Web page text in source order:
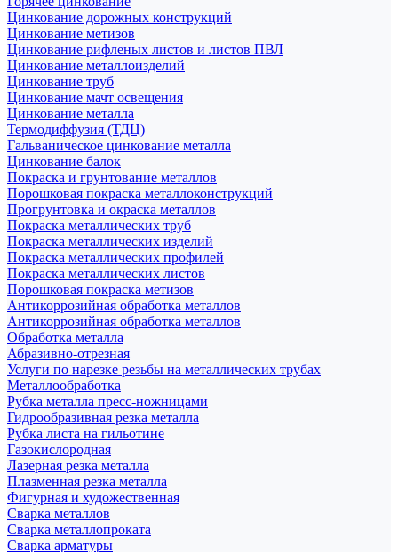
Цинкование дорожных конструкций
Цинкование метизов
Цинкование рифленых листов и листов ПВЛ
Цинкование металлоизделий
Цинкование труб
Цинкование мачт освещения
Цинкование металла
Термодиффузия (ТДЦ)
Гальваническое цинкование металла
Цинкование балок
Покраска и грунтование металлов
Порошковая покраска металлоконструкций
Прогрунтовка и окраска металлов
Покраска металлических труб
Покраска металлических изделий
Покраска металлических профилей
Покраска металлических листов
Порошковая покраска метизов
Антикоррозийная обработка металлов
Антикоррозийная обработка металлов
Обработка металла
Абразивно-отрезная
Услуги по нарезке резьбы на металлических трубах
Металлообработка
Рубка металла пресс-ножницами
Гидрообразивная резка металла
Рубка листа на гильотине
Газокислородная
Лазерная резка металла
Плазменная резка металла
Фигурная и художественная
Сварка металлов
Сварка металлопроката
Сварка арматуры